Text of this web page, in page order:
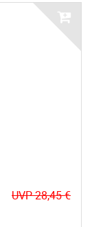
UVP 28,45 €